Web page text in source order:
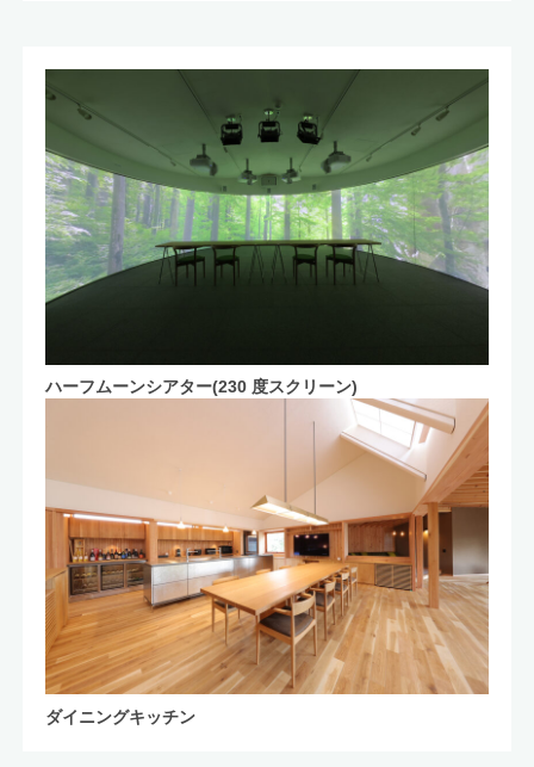
ハーフムーンシアター(230 度スクリーン)
ダイニングキッチン